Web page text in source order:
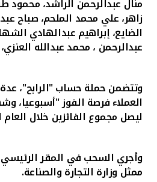
تركيا
المملكة المتحدة
منال عبدالرحمن الراشد، محمود
زاهر، علي محمد الملحم، صباح
الضايع، إبراهيم عبدالهادي
عبدالرحمن ، محمد عبدالله
وتتضمن حملة حساب "الرابح"،
العملاء فرصة الفوز "أسبوعيا،
ليصل مجموع الفائزين خلال العام الى 536
وأجري السحب في المقر
ممثل وزارة التجارة والصناعة.